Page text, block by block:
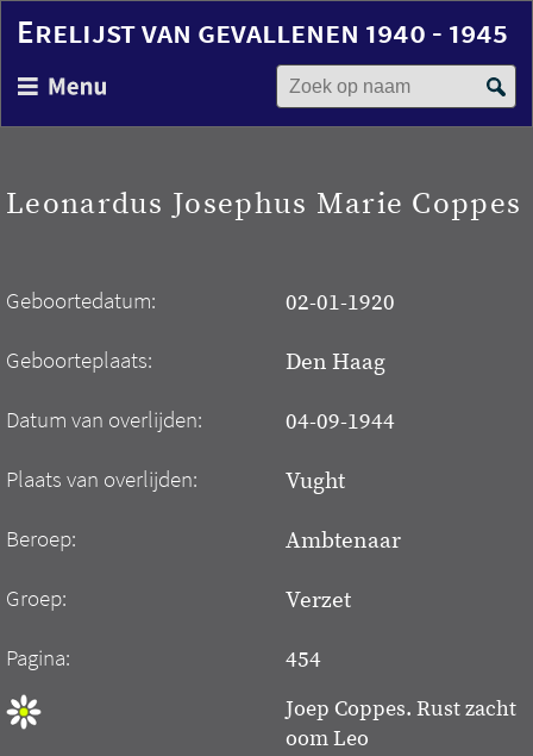
en
gaan
Erelijst van gevallenen 1940 - 1945
Zoek op naam
Leonardus Josephus Marie Coppes
Geboortedatum: 02-01-1920
Geboorteplaats: Den Haag
Datum van overlijden: 04-09-1944
Plaats van overlijden: Vught
Beroep: Ambtenaar
Groep: Verzet
Pagina: 454
Joep Coppes. Rust zacht
oom Leo